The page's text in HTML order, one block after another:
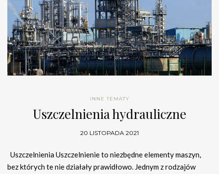
INNE TEMATY
Uszczelnienia hydrauliczne
20 LISTOPADA 2021
Uszczelnienia Uszczelnienie to niezbędne elementy maszyn,
bez których te nie działały prawidłowo. Jednym z rodzajów